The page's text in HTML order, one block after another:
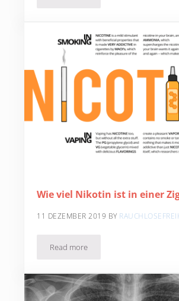
Wie viel Nikotin ist in einer
11 DEZEMBER 2019 BY
Read moreWie viel Nikotin ist in einer